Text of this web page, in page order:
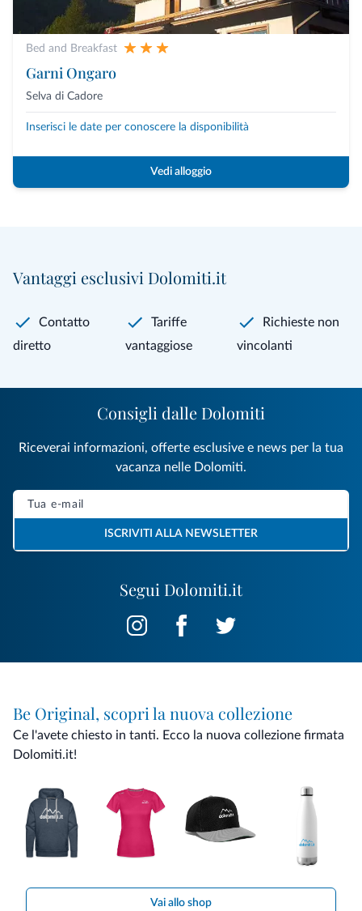
Bed and Breakfast
Garni Ongaro
Selva di Cadore
Inserisci le date per conoscere la disponibilità
Vedi alloggio
Vantaggi esclusivi Dolomiti.it
Contatto
diretto
Tariffe
vantaggiose
Richieste non
vincolanti
Segui Dolomiti.it
Consigli dalle Dolomiti
Riceverai informazioni, offerte esclusive e news per la tua
vacanza nelle Dolomiti.
ISCRIVITI ALLA NEWSLETTER
Be Original, scopri la nuova collezione
Ce l'avete chiesto in tanti. Ecco la nuova collezione firmata
Dolomiti.it!
Vai allo shop